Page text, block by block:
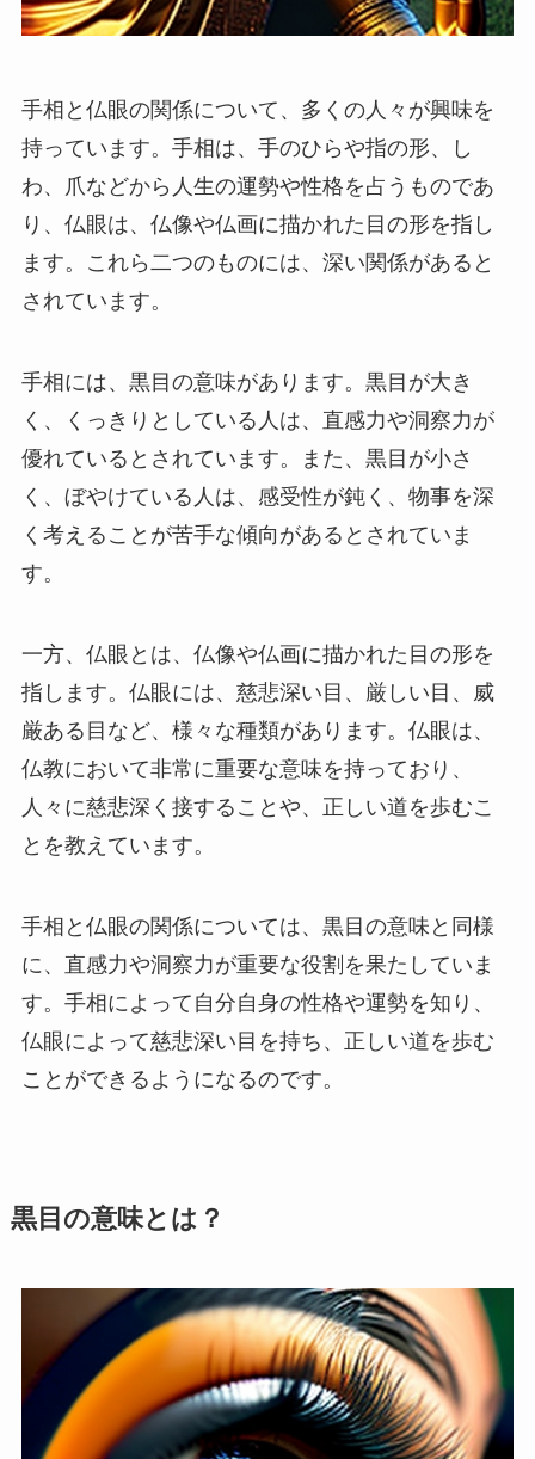
手相と仏眼の関係について、多くの人々が興味を
持っています。手相は、手のひらや指の形、し
わ、爪などから人生の運勢や性格を占うものであ
り、仏眼は、仏像や仏画に描かれた目の形を指し
ます。これら二つのものには、深い関係があると
されています。
手相には、黒目の意味があります。黒目が大き
く、くっきりとしている人は、直感力や洞察力が
優れているとされています。また、黒目が小さ
く、ぼやけている人は、感受性が鈍く、物事を深
く考えることが苦手な傾向があるとされていま
す。
一方、仏眼とは、仏像や仏画に描かれた目の形を
指します。仏眼には、慈悲深い目、厳しい目、威
厳ある目など、様々な種類があります。仏眼は、
仏教において非常に重要な意味を持っており、
人々に慈悲深く接することや、正しい道を歩むこ
とを教えています。
手相と仏眼の関係については、黒目の意味と同様
に、直感力や洞察力が重要な役割を果たしていま
す。手相によって自分自身の性格や運勢を知り、
仏眼によって慈悲深い目を持ち、正しい道を歩む
ことができるようになるのです。
黒目の意味とは？